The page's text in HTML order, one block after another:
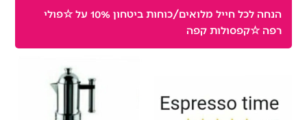
הנחה לכל חייל מלואים/כוחות ביטחון 10% על ☆פולי
רפה ☆קפסולות קפה